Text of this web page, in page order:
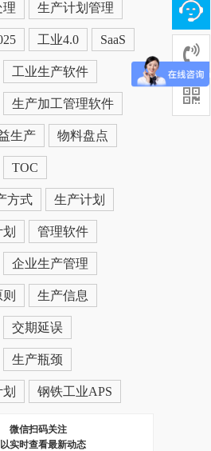
理 生产计划管理
工业4.0 SaaS
工业生产软件
生产加工管理软件
生产 物料盘点
TOC
方式 生产计划
管理软件
企业生产管理
生产信息
交期延误
生产瓶颈
钢铁工业APS
微信扫码关注
实时查看最新动态